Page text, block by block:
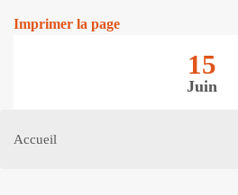
Imprimer la page
15
Juin
Accueil